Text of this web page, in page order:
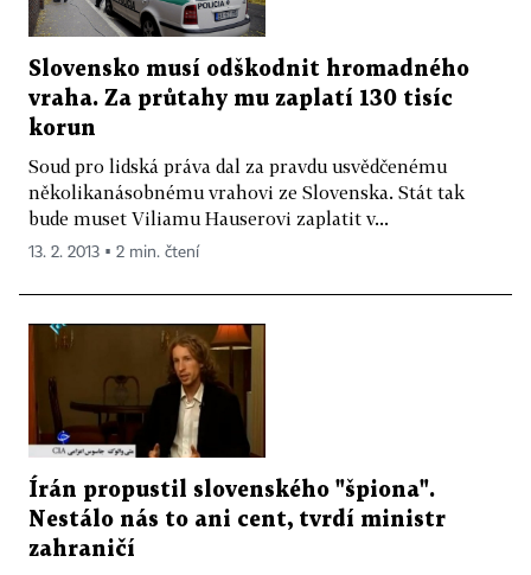
Slovensko musí odškodnit hromadného
vraha. Za průtahy mu zaplatí 130 tisíc
korun
Soud pro lidská práva dal za pravdu usvědčenému
několikanásobnému vrahovi ze Slovenska. Stát tak
bude muset Viliamu Hauserovi zaplatit v...
13. 2. 2013 ▪ 2 min. čtení
Írán propustil slovenského "špiona".
Nestálo nás to ani cent, tvrdí ministr
zahraničí